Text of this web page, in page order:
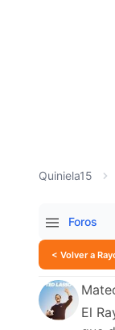
Quiniela15
Foros
< Volver a
El